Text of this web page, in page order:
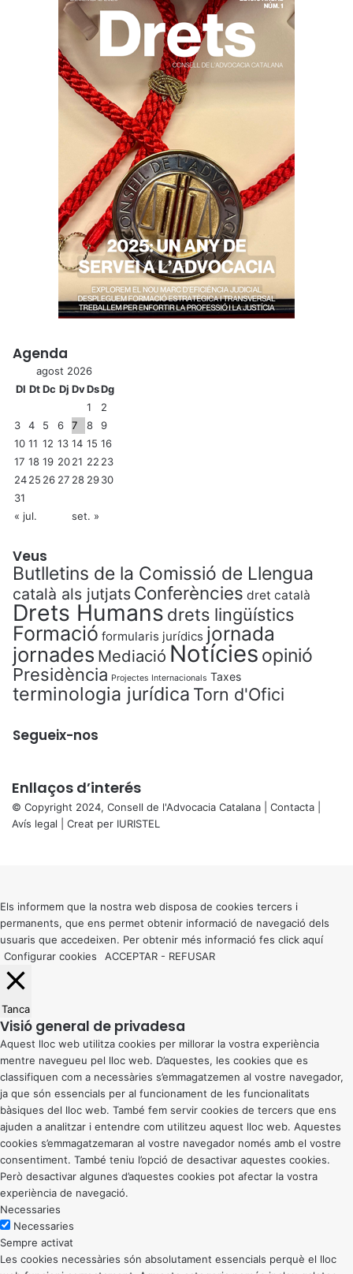
Agenda
agost 2026
Dl DtDc Dj DvDsDg
1
2
3
4 5 6 7 8
9
10 11 12 13 14 15 16
17 18 19 2021 22 23
2425 26 27 28 2930
31
« jul.
set. »
Veus
Butlletins de la Comissió de Llengua
català als jutjats Conferències dret català
Drets Humans drets lingüístics
Formació formularis jurídics jornada
jornades Mediació Notícies opinió
Presidència Projectes Internacionals Taxes
terminologia jurídica Torn d'Ofici
Segueix-nos
Enllaços d’interés
© Copyright 2024, Consell de l'Advocacia Catalana | Contacta
Avís legal | Creat per IURISTEL
button
Els informem que la nostra web disposa de cookies tercers i
permanents, que ens permet obtenir informació de navegació dels
usuaris que accedeixen. Per obtenir més informació fes click aquí
Configurar cookies
ACCEPTAR - REFUSAR
Tanca
Visió general de privadesa
Aquest lloc web utilitza cookies per millorar la vostra experiència
mentre navegueu pel lloc web. D’aquestes, les cookies que es
classifiquen com a necessàries s’emmagatzemen al vostre navegador,
ja que són essencials per al funcionament de les funcionalitats
bàsiques del lloc web. També fem servir cookies de tercers que ens
ajuden a analitzar i entendre com utilitzeu aquest lloc web. Aquestes
cookies s’emmagatzemaran al vostre navegador només amb el vostre
consentiment. També teniu l’opció de desactivar aquestes cookies.
Però desactivar algunes d’aquestes cookies pot afectar la vostra
experiència de navegació.
Necessaries
Necessaries
Sempre activat
Les cookies necessàries són absolutament essencials perquè el lloc